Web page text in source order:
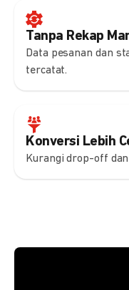
Tanpa Rekap
Data pesanan dan
tercatat.
Konversi Lebih
Kurangi drop-off